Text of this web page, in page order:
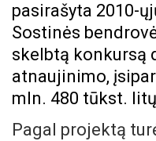
pasirašyta 2010-
Sostinės
skelbtą konkursą
atnaujinimo,
mln. 480 tūkst.
Pagal projektą